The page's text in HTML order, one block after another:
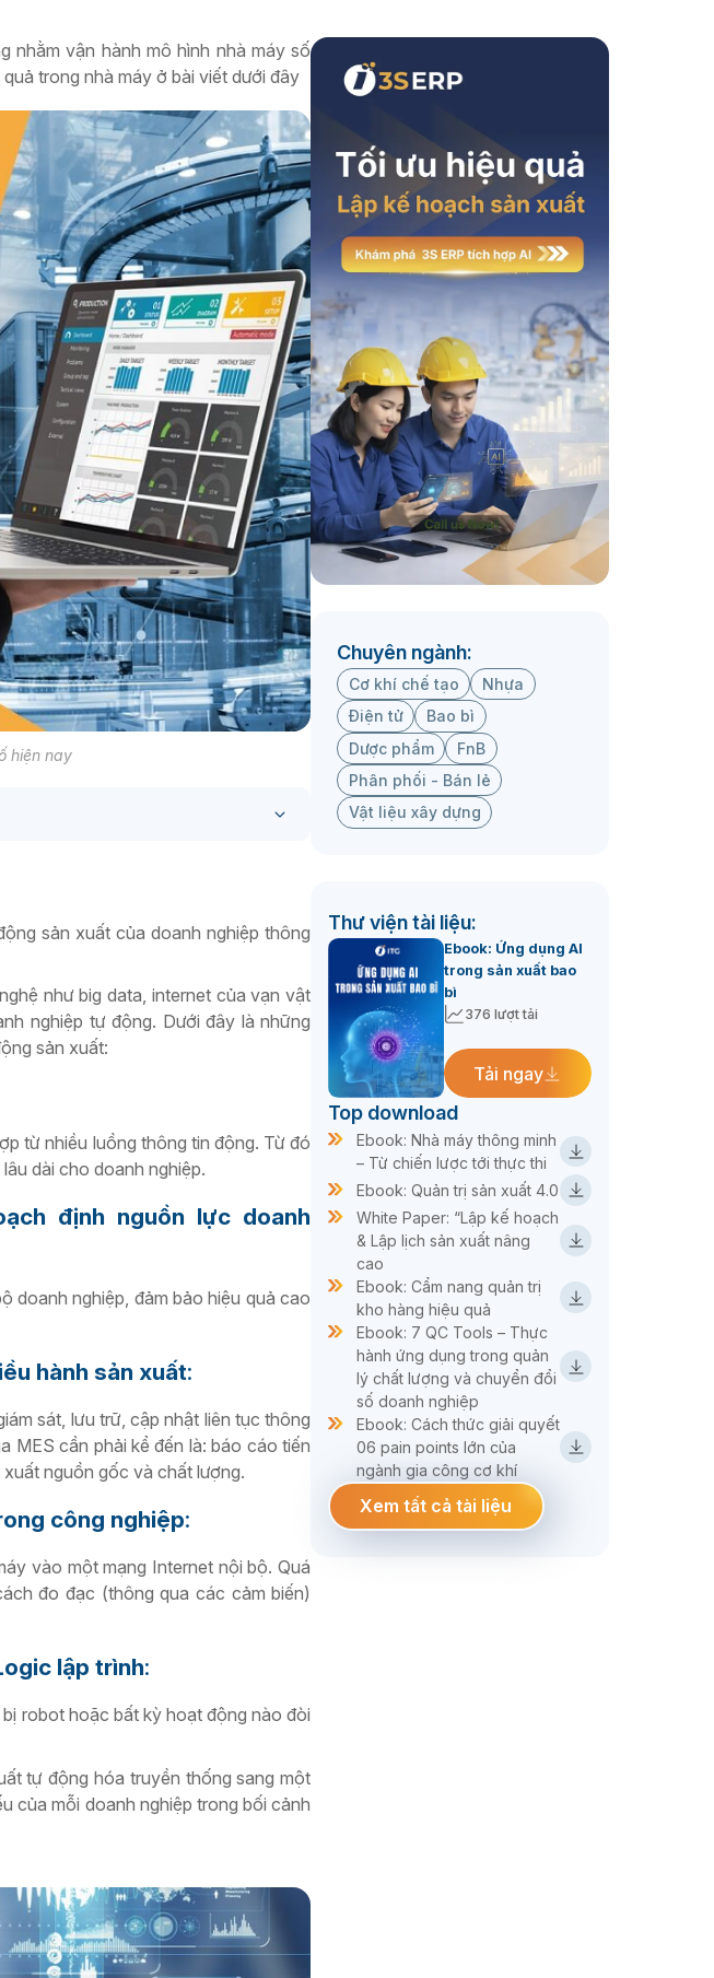
Xem thêm
nhằm vận hành mô hình nhà máy số
trong nhà máy ở bài viết dưới đây
hiện nay
sản xuất của doanh nghiệp thông
như big data, internet của vạn vật
nghiệp tự động. Dưới đây là những
sản xuất:
từ nhiều luồng thông tin động. Từ đó
dài cho doanh nghiệp.
định nguồn lực doanh
doanh nghiệp, đảm bảo hiệu quả cao
hành sản xuất:
sát, lưu trữ, cập nhật liên tục thông
MES cần phải kể đến là: báo cáo tiến
nguồn gốc và chất lượng.
công nghiệp:
vào một mạng Internet nội bộ. Quá
đo đạc (thông qua các cảm biến)
lập trình:
robot hoặc bất kỳ hoạt động nào đòi
tự động hóa truyền thống sang một
của mỗi doanh nghiệp trong bối cảnh
Chuyên ngành:
Cơ khí chế tạo
Nhựa
Điện tử
Bao bì
Dược phẩm
FnB
Phân phối - Bán lẻ
Vật liệu xây dựng
Thư viện tài liệu:
Ebook: Ứng dụng AI
trong sản xuất bao
bì
376 lượt tải
Tải ngay
Top download
Ebook: Nhà máy thông minh
– Từ chiến lược tới thực thi
Ebook: Quản trị sản xuất 4.0
White Paper: “Lập kế hoạch
& Lập lịch sản xuất nâng
cao
Ebook: Cẩm nang quản trị
kho hàng hiệu quả
Ebook: 7 QC Tools – Thực
hành ứng dụng trong quản
lý chất lượng và chuyển đổi
số doanh nghiệp
Ebook: Cách thức giải quyết
06 pain points lớn của
ngành gia công cơ khí
Xem tất cả tài liệu